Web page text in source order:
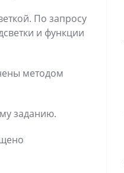
По запросу
и функции
методом
заданию.